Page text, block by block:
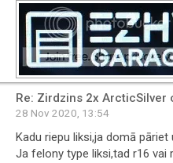
Re: Zirdzins 2x ArcticSilver
28 Nov 2020, 13:54
Kadu riepu liksi,ja domā
Ja felony type liksi,tad r16